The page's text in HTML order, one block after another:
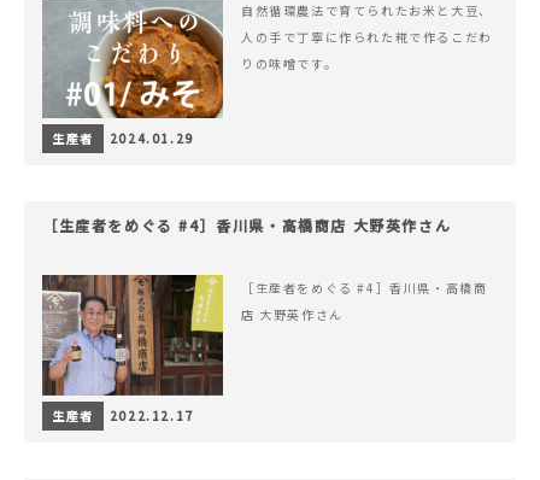
自然循環農法で育てられたお米と大豆、
人の手で丁寧に作られた糀で作るこだわ
りの味噌です。
生産者 2024.01.29
［生産者をめぐる #4］香川県・高橋商店 大野英作さん
［生産者をめぐる #4］香川県・高橋商
店 大野英作さん
生産者 2022.12.17